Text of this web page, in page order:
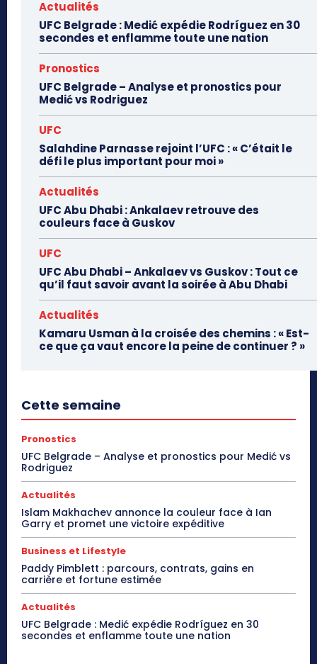
Actualités
UFC Belgrade : Medić expédie Rodríguez en 30
secondes et enflamme toute une nation
Pronostics
UFC Belgrade – Analyse et pronostics pour
Medić vs Rodriguez
UFC
Salahdine Parnasse rejoint l’UFC : « C’était le
défi le plus important pour moi »
Actualités
UFC Abu Dhabi : Ankalaev retrouve des
couleurs face à Guskov
UFC
UFC Abu Dhabi – Ankalaev vs Guskov : Tout ce
qu’il faut savoir avant la soirée à Abu Dhabi
Actualités
Kamaru Usman à la croisée des chemins : « Est-
ce que ça vaut encore la peine de continuer ? »
Cette semaine
Pronostics
UFC Belgrade – Analyse et pronostics pour Medić vs
Rodriguez
Actualités
Islam Makhachev annonce la couleur face à Ian
Garry et promet une victoire expéditive
Business et Lifestyle
Paddy Pimblett : parcours, contrats, gains en
carrière et fortune estimée
Actualités
UFC Belgrade : Medić expédie Rodríguez en 30
secondes et enflamme toute une nation